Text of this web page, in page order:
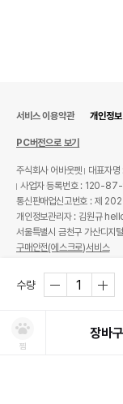
수량
찜
장바
서비스 이용약관 개인정
PC버전으로 보기
주식회사 어바웃펫
대표자명
사업자 등록번호 : 120-
통신판매업신고번호 : 제
개인정보관리자 : 김원규
서울특별시 금천구 가산디
구매안전(에스크로)서비스